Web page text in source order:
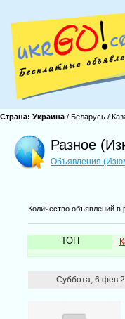
Страна: Украина / Беларусь /
Разное
Объявления
Количество объявлений в
ТОП
Суббота, 6 фев